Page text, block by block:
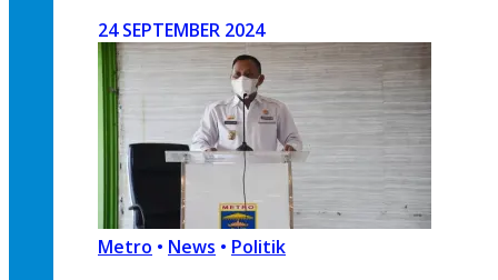
24 SEPTEMBER 2024
Metro • News • Politik